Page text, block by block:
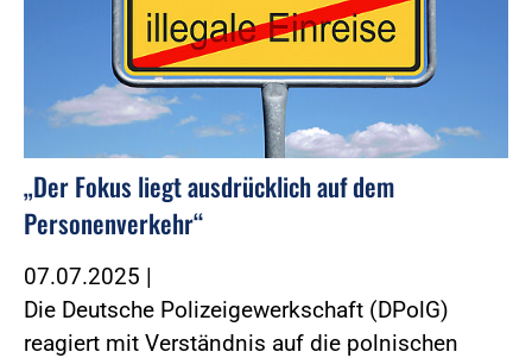
„Der Fokus liegt ausdrücklich auf dem
Personenverkehr“
07.07.2025 |
Die Deutsche Polizeigewerkschaft (DPolG)
reagiert mit Verständnis auf die polnischen